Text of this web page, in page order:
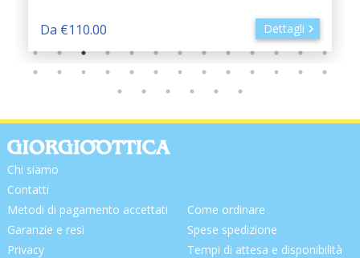
Da €110.00 Dettagli
Chi siamo
Contatti
Metodi di pagamento accettati
Garanzie e resi
Privacy
Come ordinare
Spese spedizione
Tempi di attesa e disponibilità